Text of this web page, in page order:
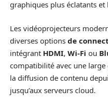
graphiques plus éclatants et
Les vidéoprojecteurs
diverses options de
intégrant HDMI, Wi-Fi ou
compatibilité avec une large
la diffusion de contenu
jusqu’aux serveurs cloud.